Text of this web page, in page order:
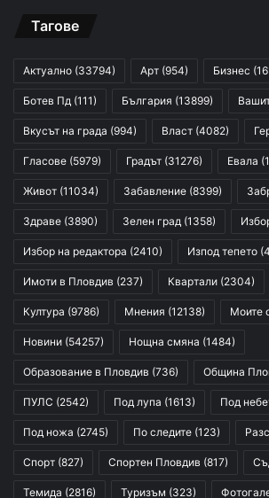
Тагове
Актуално (33794) Арт (954) Бизнес
Ботев Пд (111) България (13899)
Вкусът на града (994) Власт (4082)
Гласове (5979) Градът (31276) Евала
Живот (11034) Забавление (8399)
Здраве (3890) Зелен град (1358)
Избор на редактора (2410) Изпод тепето
Имоти в Пловдив (237) Квартали (2304)
Култура (9786) Мнения (12138) Моите
Новини (54257) Нощна смяна (1484)
Образование в Пловдив (736) Община
ПУЛС (2542) Под лупа (1613) Под
Под ножа (2745) По следите (123)
Спорт (827) Спортен Пловдив (817)
Темида (2816) Туризъм (323)